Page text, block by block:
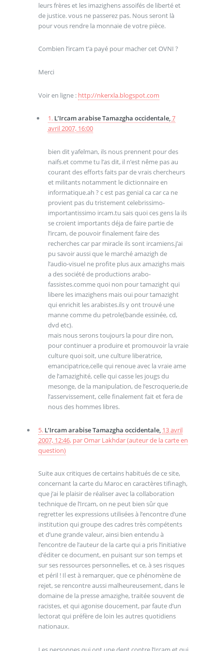
leurs frères et les imazighens assoifés de liberté et
de justice. vous ne passerez pas. Nous seront là
pour vous rendre la monnaie de votre pièce.
Combien l’ircam t’a payé pour macher cet OVNI ?
Merci
Voir en ligne : http://nkerxla.blogspot.com
1. L’Ircam arabise Tamazgha occidentale,7
avril 2007, 16:00
bien dit yafelman, ils nous prennent pour des
naifs.et comme tu l’as dit, il n’est nême pas au
courant des efforts faits par de vrais chercheurs
et militants notamment le dictionnaire en
informatique.ah ? c est pas genial ca car ca ne
provient pas du tristement celebrissimo-
importantissimo ircam.tu sais quoi ces gens la ils
se croient importants déja de faire partie de
l’ircam, de pouvoir finalement faire des
recherches car par miracle ils sont ircamiens.j’ai
pu savoir aussi que le marché amazigh de
l’audio-visuel ne profite plus aux amazighs mais
a des société de productions arabo-
fassistes.comme quoi non pour tamazight qui
libere les imazighens mais oui pour tamazight
qui enrichit les arabistes.ils y ont trouvé une
manne comme du petrole(bande essinée, cd,
dvd etc).
mais nous serons toujours la pour dire non,
pour continuer a produire et promouvoir la vraie
culture quoi soit, une culture liberatrice,
emancipatrice,celle qui renoue avec la vraie ame
de l’amazighité, celle qui casse les jougs du
mesonge, de la manipulation, de l’escroquerie,de
l’asservissement, celle finalement fait et fera de
nous des hommes libres.
5. L’Ircam arabise Tamazgha occidentale, 13 avril
2007, 12:46, parOmar Lakhdar (auteur de la carte en
question)
Suite aux critiques de certains habitués de ce site,
concernant la carte du Maroc en caractères tifinagh,
que j’ai le plaisir de réaliser avec la collaboration
technique de l’Ircam, on ne peut bien sûr que
regretter les expressions utilisées à l’encontre d’une
institution qui groupe des cadres très compétents
et d’une grande valeur, ainsi bien entendu à
l’encontre de l’auteur de la carte qui a pris l’initiative
d’éditer ce document, en puisant sur son temps et
sur ses ressources personnelles, et ce, à ses risques
et péril ! Il est à remarquer, que ce phénomène de
rejet, se rencontre aussi malheureusement, dans le
domaine de la presse amazighe, traitée souvent de
racistes, et qui agonise doucement, par faute d’un
lectorat qui préfère de loin les autres quotidiens
nationaux.